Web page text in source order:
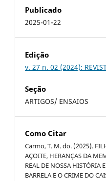
Publicado
2025-01-22
Edição
v. 27 n. 02 (2024):
Seção
ARTIGOS/ ENSAIOS
Como Citar
Carmo, T. M. do. (2025).
AÇOITE, HERANÇAS DA
REAL DE NOSSA HISTÓRIA
BARRELA E O CRIME DO